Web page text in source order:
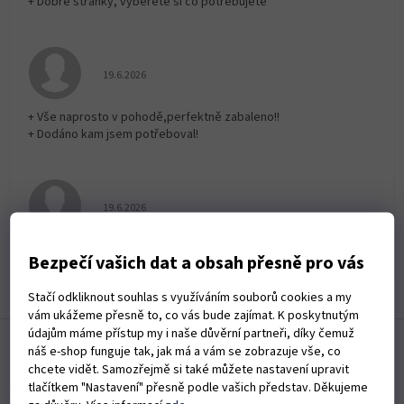
Bezpečí vašich dat a obsah přesně pro vás
Stačí odkliknout souhlas s využíváním souborů cookies a my
vám ukážeme přesně to, co vás bude zajímat. K poskytnutým
údajům máme přístup my i naše důvěrní partneři, díky čemuž
náš e-shop funguje tak, jak má a vám se zobrazuje vše, co
chcete vidět. Samozřejmě si také můžete nastavení upravit
tlačítkem "Nastavení" přesně podle vašich představ. Děkujeme
Hodnocení obchodu je 5 z 5 hvězdiček.
19.6.2026
+ Vše naprosto v pohodě,perfektně zabaleno!!
+ Dodáno kam jsem potřeboval!
Hodnocení obchodu je 5 z 5 hvězdiček.
19.6.2026
Zobrazit další hodnocení
Informace pro vás